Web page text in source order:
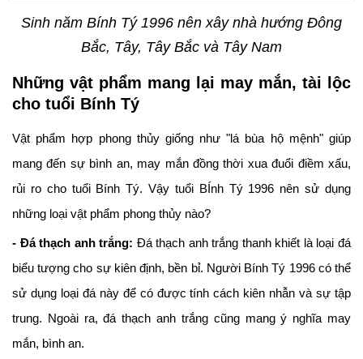
Sinh năm Bính Tý 1996 nên xây nhà hướng Đông
Bắc, Tây, Tây Bắc và Tây Nam
Những vật phẩm mang lại may mắn, tài lộc
cho tuổi Bính Tý
Vật phẩm hợp phong thủy giống như "lá bùa hộ mệnh" giúp
mang đến sự bình an, may mắn đồng thời xua đuổi điềm xấu,
rủi ro cho tuổi Bính Tý. Vậy tuổi BÍnh Tý 1996 nên sử dụng
những loại vật phẩm phong thủy nào?
- Đá thạch anh trắng: Đá thạch anh trắng thanh khiết là loại đá
biểu tượng cho sự kiên định, bền bỉ. Người Bính Tý 1996 có thể
sử dụng loại đá này để có được tính cách kiên nhẫn và sự tập
trung. Ngoài ra, đá thạch anh trắng cũng mang ý nghĩa may
mắn, bình an.